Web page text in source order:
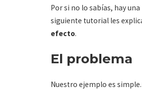
Por si no lo sabías, hay
siguiente tutorial les
efecto.
El problema
Nuestro ejemplo es